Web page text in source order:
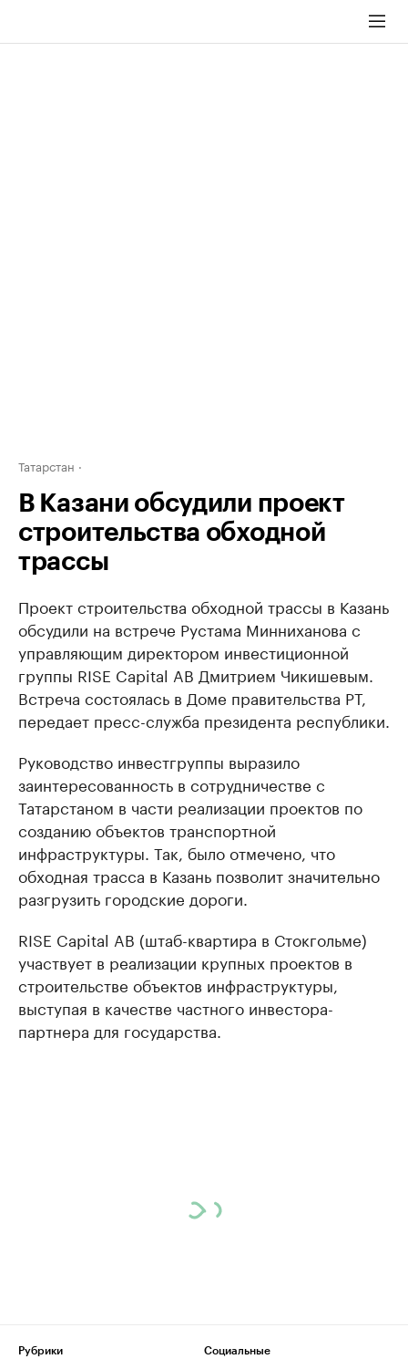
Татарстан
В Казани обсудили проект
строительства обходной
трассы
Проект строительства обходной трассы в Казань
обсудили на встрече Рустама Минниханова с
управляющим директором инвестиционной
группы RISE Capital AB Дмитрием Чикишевым.
Встреча состоялась в Доме правительства РТ,
передает пресс-служба президента республики.
Руководство инвестгруппы выразило
заинтересованность в сотрудничестве с
Татарстаном в части реализации проектов по
созданию объектов транспортной
инфраструктуры. Так, было отмечено, что
обходная трасса в Казань позволит значительно
разгрузить городские дороги.
RISE Capital AB (штаб-квартира в Стокгольме)
участвует в реализации крупных проектов в
строительстве объектов инфраструктуры,
выступая в качестве частного инвестора-
партнера для государства.
Рубрики
Социальные